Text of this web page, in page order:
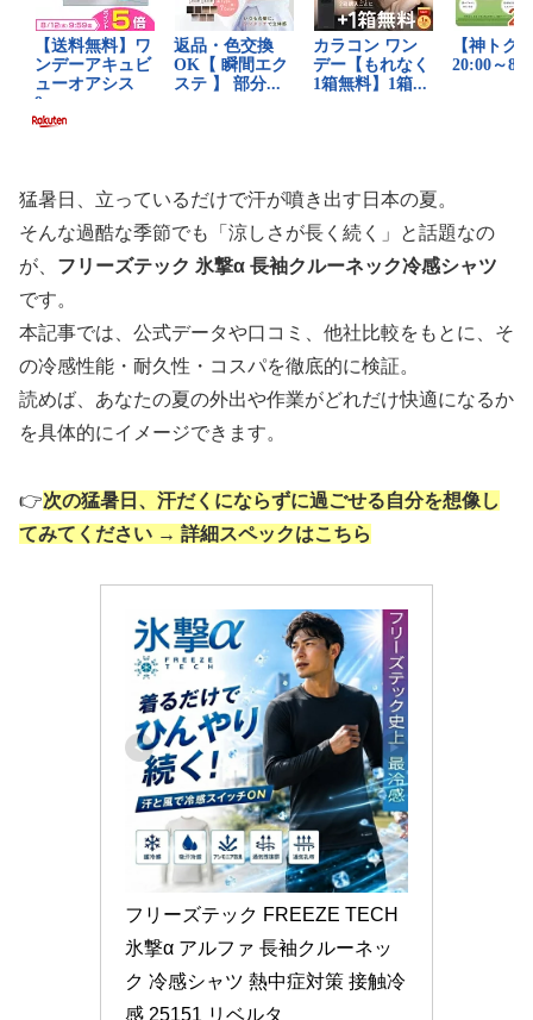
猛暑日、立っているだけで汗が噴き出す日本の夏。
そんな過酷な季節でも「涼しさが長く続く」と話題なの
が、 フリーズテック 氷撃α 長袖クルーネック冷感シャツ
です。
本記事では、公式データや口コミ、他社比較をもとに、そ
の冷感性能・耐久性・コスパを徹底的に検証。
読めば、あなたの夏の外出や作業がどれだけ快適になるか
を具体的にイメージできます。
👉次の猛暑日、汗だくにならずに過ごせる自分を想像し
てみてください → 詳細スペックはこちら
フリーズテック FREEZE TECH
氷撃α アルファ 長袖クルーネッ
ク 冷感シャツ 熱中症対策 接触冷
感 25151 リベルタ